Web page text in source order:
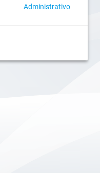
Administrativo